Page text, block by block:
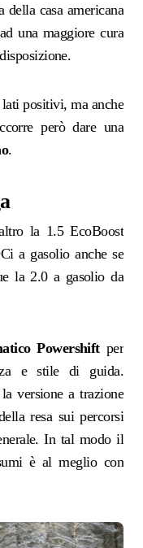
della casa americana
una maggiore cura
positivi, ma anche
però dare una
.
la 1.5 EcoBoost
a gasolio anche se
la 2.0 a gasolio da
Powershiftper
e stile di guida.
versione a trazione
resa sui percorsi
In tal modo il
è al meglio con